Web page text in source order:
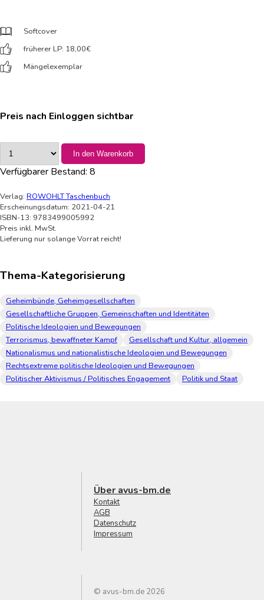
Softcover
früherer LP: 18,00€
Mängelexemplar
Preis nach Einloggen sichtbar
In den Warenkorb
Verfügbarer Bestand: 8
Verlag: ROWOHLT Taschenbuch
Erscheinungsdatum: 2021-04-21
ISBN-13: 9783499005992
Preis inkl. MwSt.
Lieferung nur solange Vorrat reicht!
Thema-Kategorisierung
Geheimbünde, Geheimgesellschaften
Gesellschaftliche Gruppen, Gemeinschaften und Identitäten
Politische Ideologien und Bewegungen
Terrorismus, bewaffneter Kampf
Gesellschaft und Kultur, allgemein
Nationalismus und nationalistische Ideologien und Bewegungen
Rechtsextreme politische Ideologien und Bewegungen
Politischer Aktivismus / Politisches Engagement
Politik und Staat
Über avus-bm.de
Kontakt
AGB
Datenschutz
Impressum
© avus-bm.de 2026